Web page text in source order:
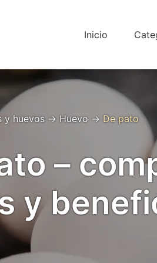
Inicio
y huevos → Huevo → De pato
–
y